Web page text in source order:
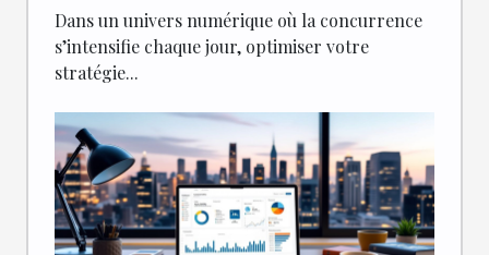
contenu réussie
Dans un univers numérique où la concurrence
s’intensifie chaque jour, optimiser votre
stratégie...